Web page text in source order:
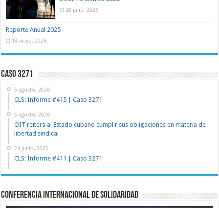
28 julio, 2026
Reporte Anual 2025
14 mayo, 2026
Caso 3271
5 agosto, 2026
CLS: Informe #415 | Caso 3271
5 agosto, 2026
OIT reitera al Estado cubano cumplir sus obligaciones en materia de
libertad sindical
24 junio, 2025
CLS: Informe #411 | Caso 3271
Conferencia Internacional de Solidaridad